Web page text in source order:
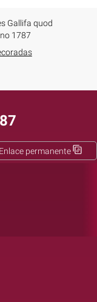
Gallifa quod
1787
Enlace permanente